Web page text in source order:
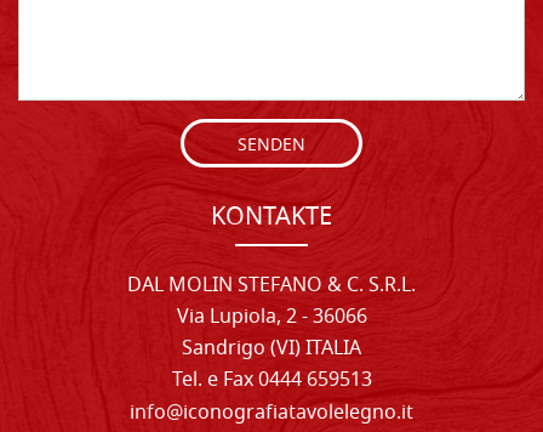
SENDEN
KONTAKTE
DAL MOLIN STEFANO & C. S.R.L.
Via Lupiola, 2 - 36066
Sandrigo (VI) ITALIA
Tel. e Fax 0444 659513
info@iconografiatavolelegno.it